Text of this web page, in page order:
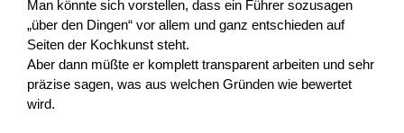
Man könnte sich vorstellen, dass ein Führer sozusagen
„über den Dingen“ vor allem und ganz entschieden auf
Seiten der Kochkunst steht.
Aber dann müßte er komplett transparent arbeiten und sehr
präzise sagen, was aus welchen Gründen wie bewertet
wird.